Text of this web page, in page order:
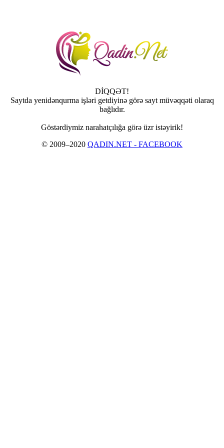
DİQQƏT!
Saytda yenidənqurma işləri getdiyinə görə sayt müvəqqəti olaraq
bağlıdır.
Göstərdiymiz narahatçılığa görə üzr istəyirik!
© 2009–2020 QADIN.NET - FACEBOOK